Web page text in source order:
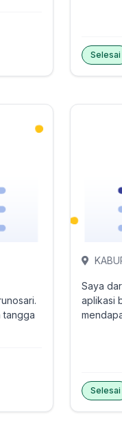
Selesai
tangga
Saya
aplikasi
Selesai